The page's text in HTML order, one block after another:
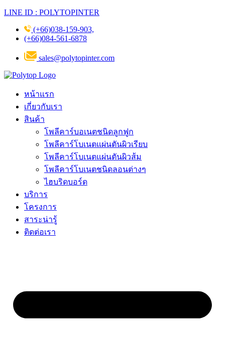
LINE ID : POLYTOPINTER
(+66)038-159-903,
(+66)084-561-6878
sales@polytopinter.com
หน้าแรก
เกี่ยวกับเรา
สินค้า
โพลีคาร์บอเนตชนิดลูกฟูก
โพลีคาร์โบเนตแผ่นตันผิวเรียบ
โพลีคาร์โบเนตแผ่นตันผิวส้ม
โพลีคาร์โบเนตชนิดลอนต่างๆ
ไฮบริดบอร์ด
บริการ
โครงการ
สาระน่ารู้
ติดต่อเรา